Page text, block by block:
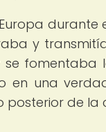
durante
y
se
en una
de la